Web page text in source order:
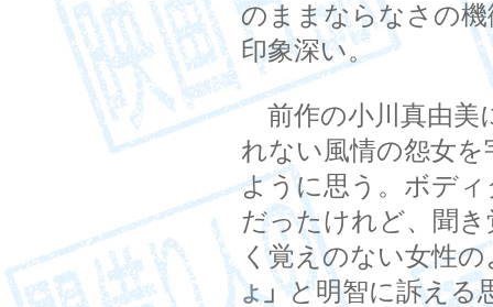
のままならなさの
印象深い。
前作の小川真由美
れない風情の怨女
ように思う。ボデ
だったけれど、聞
く覚えのない女性
よ」と明智に訴える